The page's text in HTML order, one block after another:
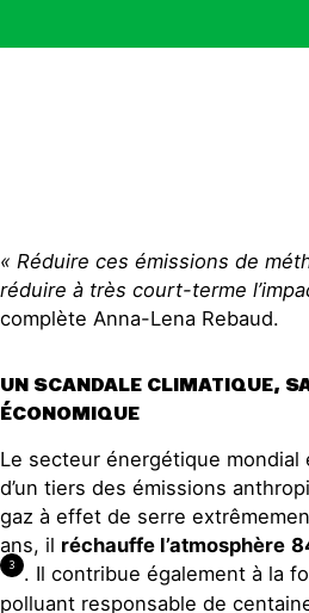
« Réduire ces émissions de
réduire à très court-terme
complète Anna-Lena Rebaud.
UN SCANDALE CLIMATIQUE,
ÉCONOMIQUE
Le secteur énergétique
d’un tiers des émissions
gaz à effet de serre
ans, il réchauffe l’atmosphère
3 . Il contribue également à la
polluant responsable de